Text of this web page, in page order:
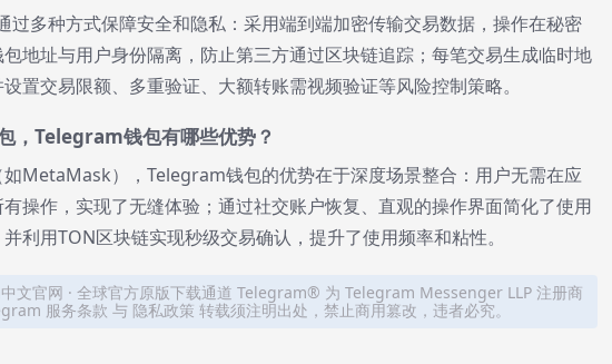
过多种方式保障安全和隐私：采用端到端加密传输交易数据，操作在秘密
地址与用户身份隔离，防止第三方通过区块链追踪；每笔交易生成临时地
置交易限额、多重验证、大额转账需视频验证等风险控制策略。
，Telegram钱包有哪些优势？
MetaMask），Telegram钱包的优势在于深度场景整合：用户无需在应
操作，实现了无缝体验；通过社交账户恢复、直观的操作界面简化了使用
利用TON区块链实现秒级交易确认，提升了使用频率和粘性。
文官网 · 全球官方原版下载通道 Telegram® 为 Telegram Messenger LLP 注册商
服务条款 与 隐私政策 转载须注明出处，禁止商用篡改，违者必究。